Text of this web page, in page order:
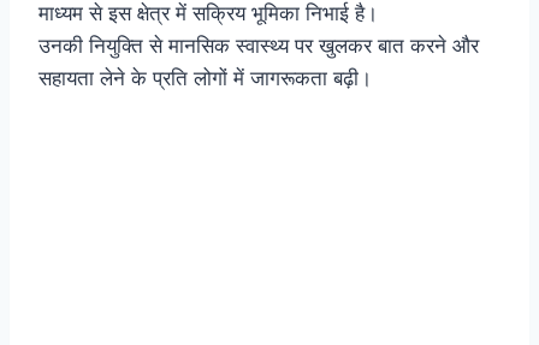
माध्यम से इस क्षेत्र में सक्रिय भूमिका निभाई है।
उनकी नियुक्ति से मानसिक स्वास्थ्य पर खुलकर बात करने और
सहायता लेने के प्रति लोगों में जागरूकता बढ़ी।